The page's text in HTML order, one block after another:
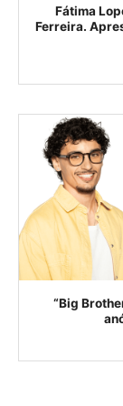
Fátima
Ferreira.
“Big